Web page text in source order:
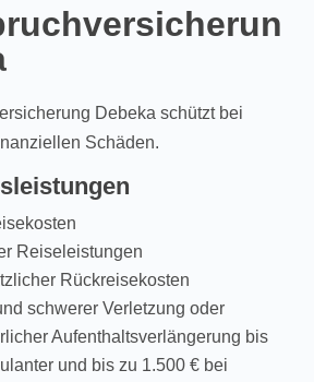
Debeka schützt bei
Schäden.
Reiseleistungen
Rückreisekosten
schwerer Verletzung oder
Aufenthaltsverlängerung bis
und bis zu 1.500 € bei